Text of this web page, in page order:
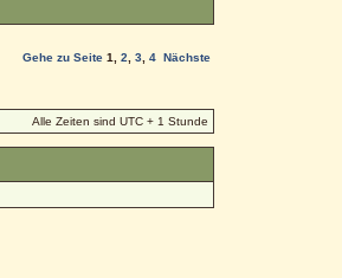
Gehe zu Seite 1 2 3, 4 Nächste
Alle Zeiten sind UTC + 1 Stunde